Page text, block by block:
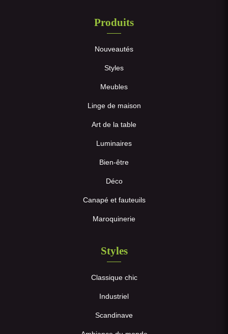
Produits
Nouveautés
Styles
Meubles
Linge de maison
Art de la table
Luminaires
Bien-être
Déco
Canapé et fauteuils
Maroquinerie
Styles
Classique chic
Industriel
Scandinave